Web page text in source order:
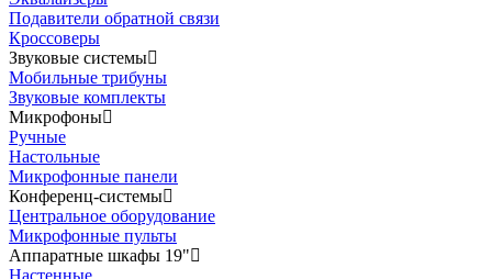
Подавители обратной связи
Кроссоверы
Звуковые системы
Мобильные трибуны
Звуковые комплекты
Микрофоны
Ручные
Настольные
Микрофонные панели
Конференц-системы
Центральное оборудование
Микрофонные пульты
Аппаратные шкафы 19"
Настенные